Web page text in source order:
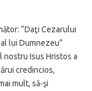
“Daţi Cezarului
lui Dumnezeu”
nostru Isus Hristos a
credincios,
mult, să-şi